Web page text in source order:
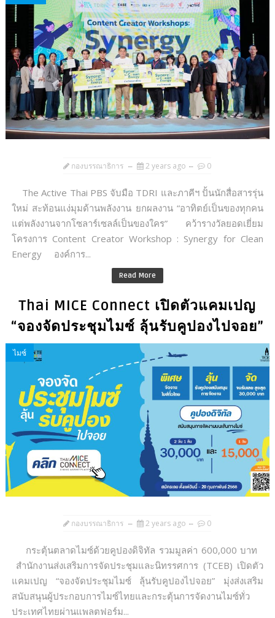
กองบรรณาธิการ 2 years ago 0
The Active Thai PBS จับมือ TDRI และภาคีฯ ปั้นนักสื่อสารรุ่น
ใหม่ สะท้อนแง่มุมด้านพลังงาน ยกผลงาน “อาทิตย์เป็นของทุกคน
แต่พลังงานจากโซลาร์เซลล์เป็นของใคร” คว้ารางวัลยอดเยี่ยม
โครงการ Content Creator Workshop : Synergy for Clean
Energy องค์การ...
Read More
Thai MICE Connect เปิดตัวแคมเปญ
“จองจัดประชุมไมซ์ ลุ้นรับคูปองไปจอย”
ไมซ์
กองบรรณาธิการ 2 years ago 0
กระตุ้นตลาดไมซ์ด้วยคูปองดิจิทัล รวมมูลค่า 600,000 บาท
สำนักงานส่งเสริมการจัดประชุมและนิทรรศการ (TCEB) เปิดตัว
แคมเปญ “จองจัดประชุมไมซ์ ลุ้นรับคูปองไปจอย” มุ่งส่งเสริม
สนับสนุนผู้ประกอบการไมซ์ไทยและกระตุ้นการจัดงานไมซ์ทั่ว
ประเทศไทยผ่านแพลตฟอร์ม...